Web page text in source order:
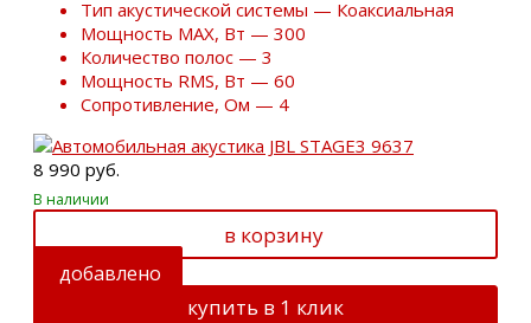
Тип акустической системы — Коаксиальная
Мощность MAX, Вт — 300
Количество полос — 3
Мощность RMS, Вт — 60
Сопротивление, Ом — 4
8 990 руб.
В наличии
в корзину
добавлено
купить в 1 клик